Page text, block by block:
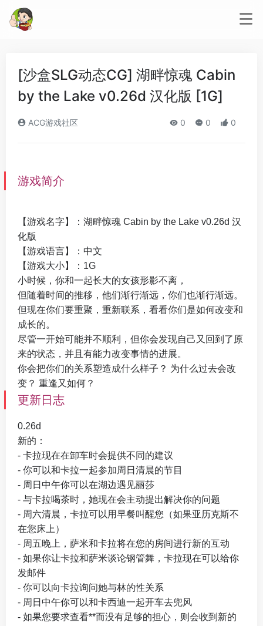
[沙盒SLG动态CG] 湖畔惊魂 Cabin
by the Lake v0.26d 汉化版 [1G]
ACG游戏社区 0 0 0
游戏简介
【游戏名字】：湖畔惊魂 Cabin by the Lake v0.26d 汉
化版
【游戏语言】：中文
【游戏大小】：1G
小时候，你和一起长大的女孩形影不离，
但随着时间的推移，他们渐行渐远，你们也渐行渐远。
但现在你们要重聚，重新联系，看看你们是如何改变和
成长的。
尽管一开始可能并不顺利，但你会发现自己又回到了原
来的状态，并且有能力改变事情的进展。
你会把你们的关系塑造成什么样子？ 为什么过去会改
变？ 重逢又如何？​
更新日志
0.26d
新的：
- 卡拉现在在卸车时会提供不同的建议
- 你可以和卡拉一起参加周日清晨的节目
- 周日中午你可以在湖边遇见丽莎
- 与卡拉喝茶时，她现在会主动提出解决你的问题
- 周六清晨，卡拉可以用早餐叫醒您（如果亚历克斯不
在您床上）
- 周五晚上，萨米和卡拉将在您的房间进行新的互动
- 如果你让卡拉和萨米谈论钢管舞，卡拉现在可以给你
发邮件
- 你可以向卡拉询问她与林的性关系
- 周日中午你可以和卡西迪一起开车去兜风
- 如果您要求查看**而没有足够的担心，则会收到新的